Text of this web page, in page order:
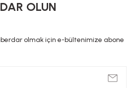
temel amacı bu kısımları temizlemek,
ve kalıcı olarak etki ettiği
ürünlerin vaad edilen etkilerinin
OLUN
olmak için e-bültenimize abone